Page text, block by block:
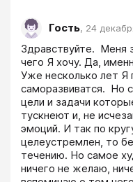
Гость, 24
Здравствуйте.  Меня
чего Я хочу. Да,
Уже несколько лет Я
саморазвиватся.  Но
цели и задачи
тускнеют и, не
эмоций. И так по
целеустремлен, то
течению. Но самое
ничего не желаю,